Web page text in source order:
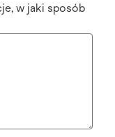
w jaki sposób